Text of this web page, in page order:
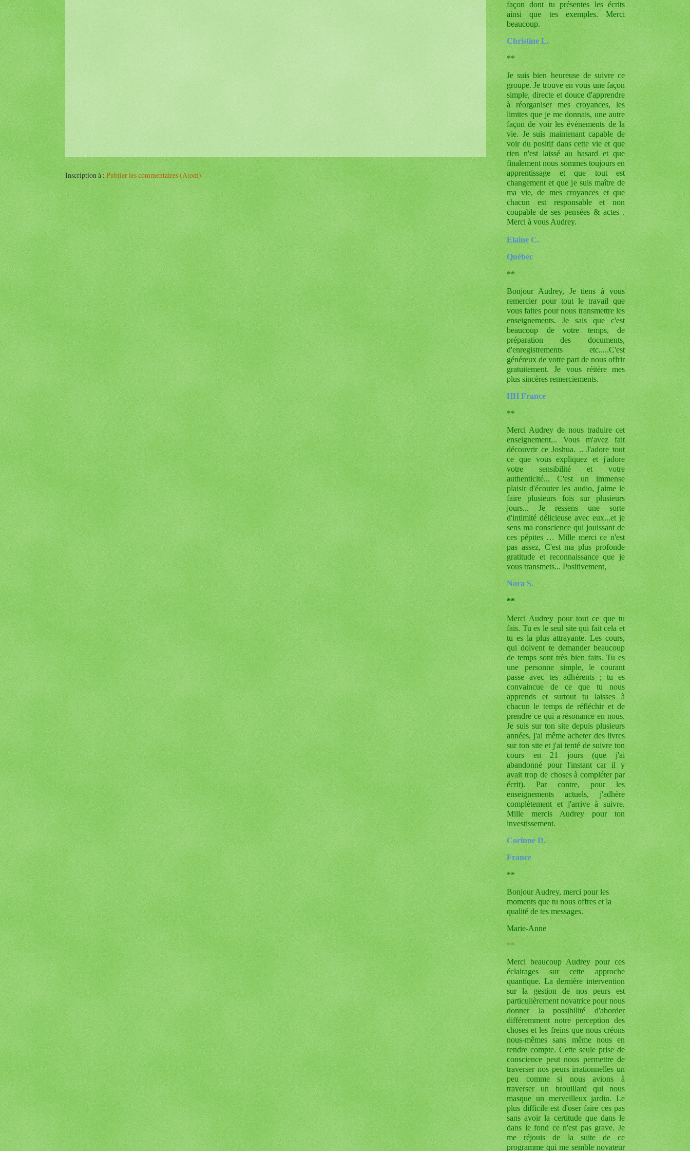
Inscription à :Publier les commentaires (Atom)
façon dont tu présentes les écrits
ainsi que tes exemples. Merci
beaucoup.
Christine L.
**
Je suis bien heureuse de suivre ce
groupe. Je trouve en vous une façon
simple, directe et douce d'apprendre
à réorganiser mes croyances, les
limites que je me donnais, une autre
façon de voir les évènements de la
vie. Je suis maintenant capable de
voir du positif dans cette vie et que
rien n'est laissé au hasard et que
finalement nous sommes toujours en
apprentissage et que tout est
changement et que je suis maître de
ma vie, de mes croyances et que
chacun est responsable et non
coupable de ses pensées & actes .
Merci à vous Audrey.
Elaine C.
Québec
**
Bonjour Audrey, Je tiens à vous
remercier pour tout le travail que
vous faites pour nous transmettre les
enseignements. Je sais que c'est
beaucoup de votre temps, de
préparation des documents,
d'enregistrements etc.....C'est
généreux de votre part de nous offrir
gratuitement. Je vous réitère mes
plus sincères remerciements.
HH France
**
Merci Audrey de nous traduire cet
enseignement... Vous m'avez fait
découvrir ce Joshua. .. J'adore tout
ce que vous expliquez et j'adore
votre sensibilité et votre
authenticité... C'est un immense
plaisir d'écouter les audio, j'aime le
faire plusieurs fois sur plusieurs
jours... Je ressens une sorte
d'intimité délicieuse avec eux...et je
sens ma conscience qui jouissant de
ces pépites … Mille merci ce n'est
pas assez, C'est ma plus profonde
gratitude et reconnaissance que je
vous transmets... Positivement,
Nora S.
**
Merci Audrey pour tout ce que tu
fais. Tu es le seul site qui fait cela et
tu es la plus attrayante. Les cours,
qui doivent te demander beaucoup
de temps sont très bien faits. Tu es
une personne simple, le courant
passe avec tes adhérents ; tu es
convaincue de ce que tu nous
apprends et surtout tu laisses à
chacun le temps de réfléchir et de
prendre ce qui a résonance en nous.
Je suis sur ton site depuis plusieurs
années, j'ai même acheter des livres
sur ton site et j'ai tenté de suivre ton
cours en 21 jours (que j'ai
abandonné pour l'instant car il y
avait trop de choses à compléter par
écrit). Par contre, pour les
enseignements actuels, j'adhère
complètement et j'arrive à suivre.
Mille mercis Audrey pour ton
investissement.
Corinne D.
France
**
Bonjour Audrey, merci pour les
moments que tu nous offres et la
qualité de tes messages.
Marie-Anne
**
Merci beaucoup Audrey pour ces
éclairages sur cette approche
quantique. La dernière intervention
sur la gestion de nos peurs est
particulièrement novatrice pour nous
donner la possibilité d'aborder
différemment notre perception des
choses et les freins que nous créons
nous-mêmes sans même nous en
rendre compte. Cette seule prise de
conscience peut nous permettre de
traverser nos peurs irrationnelles un
peu comme si nous avions à
traverser un brouillard qui nous
masque un merveilleux jardin. Le
plus difficile est d'oser faire ces pas
sans avoir la certitude que dans le
dans le fond ce n'est pas grave. Je
me réjouis de la suite de ce
programme qui me semble novateur